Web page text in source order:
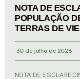
NOTA DE
POPULAÇÃO
TERRAS DE
30 de julho de 2026
NOTA DE